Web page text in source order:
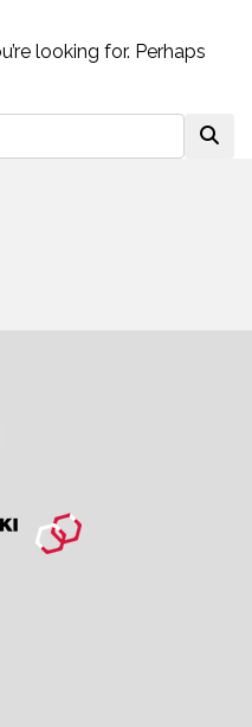
looking for. Perhaps